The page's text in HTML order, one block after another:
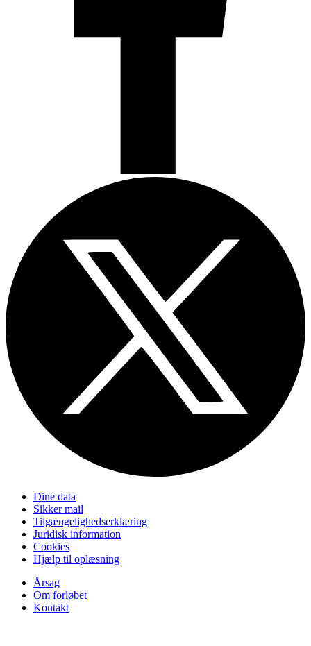
Dine data
Sikker mail
Tilgængelighedserklæring
Juridisk information
Cookies
Hjælp til oplæsning
Årsag
Om forløbet
Kontakt